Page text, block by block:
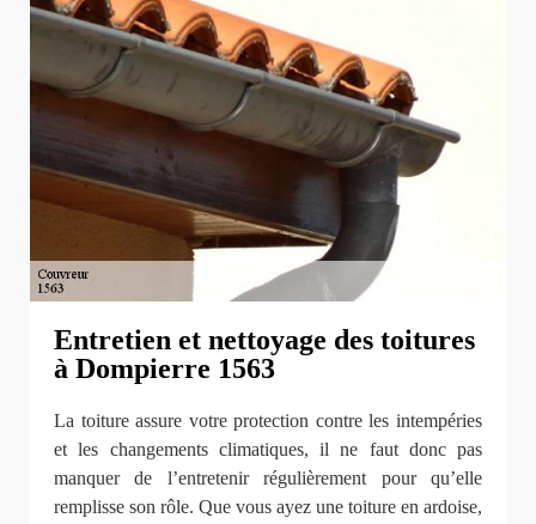
Entretien et nettoyage des toitures
à Dompierre 1563
La toiture assure votre protection contre les intempéries
et les changements climatiques, il ne faut donc pas
manquer de l’entretenir régulièrement pour qu’elle
remplisse son rôle. Que vous ayez une toiture en ardoise,